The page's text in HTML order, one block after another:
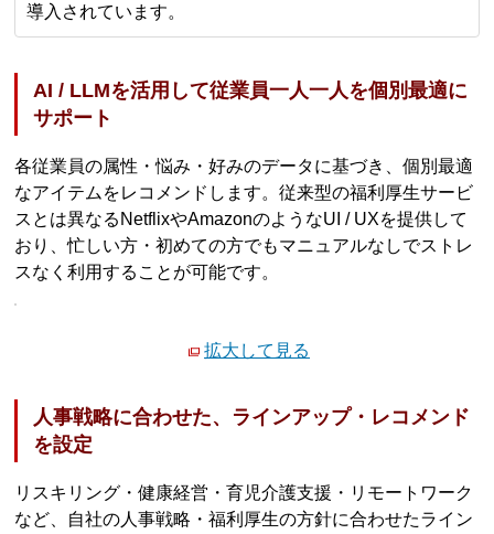
導入されています。
AI / LLMを活用して従業員一人一人を個別最適に
サポート
各従業員の属性・悩み・好みのデータに基づき、個別最適
なアイテムをレコメンドします。従来型の福利厚生サービ
スとは異なるNetflixやAmazonのようなUI / UXを提供して
おり、忙しい方・初めての方でもマニュアルなしでストレ
スなく利用することが可能です。
拡大して見る
人事戦略に合わせた、ラインアップ・レコメンド
を設定
リスキリング・健康経営・育児介護支援・リモートワーク
など、自社の人事戦略・福利厚生の方針に合わせたライン